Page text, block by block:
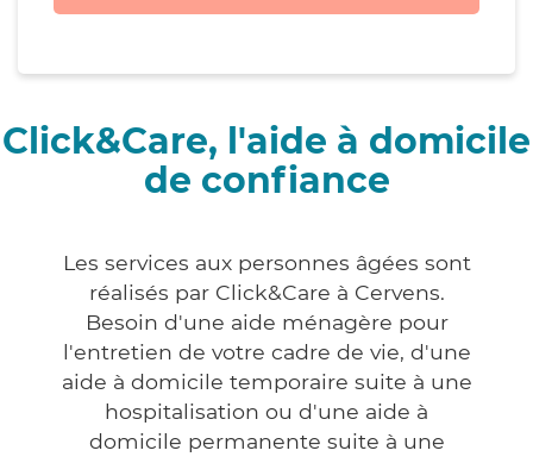
Click&Care, l'aide à domicile
de confiance
Les services aux personnes âgées sont
réalisés par Click&Care à Cervens.
Besoin d'une aide ménagère pour
l'entretien de votre cadre de vie, d'une
aide à domicile temporaire suite à une
hospitalisation ou d'une aide à
domicile permanente suite à une